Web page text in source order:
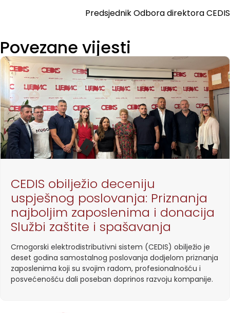
Predsjednik Odbora direktora CEDIS
Povezane vijesti
CEDIS obilježio deceniju
uspješnog poslovanja: Priznanja
najboljim zaposlenima i donacija
Službi zaštite i spašavanja
Crnogorski elektrodistributivni sistem (CEDIS) obilježio je
deset godina samostalnog poslovanja dodjelom priznanja
zaposlenima koji su svojim radom, profesionalnošću i
posvećenošću dali poseban doprinos razvoju kompanije.